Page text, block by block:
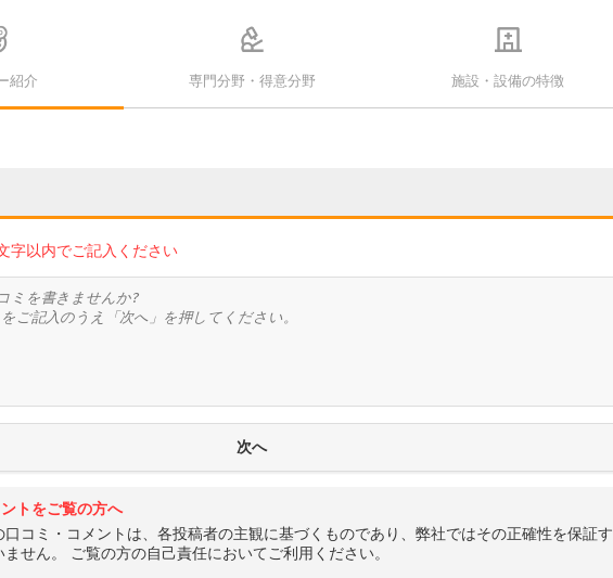
紹介 専門分野・得意分野 施設・設備の特徴
字以内でご記入ください
トをご覧の方へ
口コミ・コメントは、各投稿者の主観に基づくものであり、弊社ではその正確性を保証す
せん。 ご覧の方の自己責任においてご利用ください。